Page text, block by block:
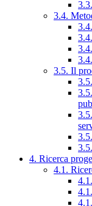
3.4.
3.5. Il
4. Ricerca
4.1.